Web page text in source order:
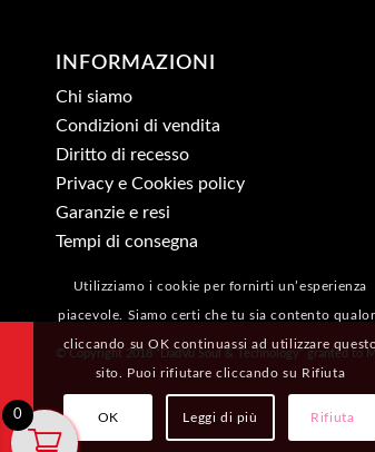
INFORMAZIONI
Chi siamo
Condizioni di vendita
Diritto di recesso
Privacy e Cookies policy
Garanzie e resi
Tempi di consegna
© Copyright 2018 “DadVu Soul & Technology” granted to
Utilizziamo i cookie per fornirti un’esperienza
piacevole. Siamo certi che tu sia contento
cliccando su OK continuassi ad utilizzare
sito. Puoi rifiutare cliccando su Rifiuta
OK Leggi di più Rifiuta
0